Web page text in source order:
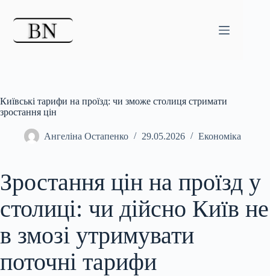
Київські тарифи на проїзд: чи зможе столиця стримати
зростання цін
Ангеліна Остапенко 29.05.2026 Економіка
Зростання цін на проїзд у
столиці: чи дійсно Київ не
в змозі утримувати
поточні тарифи